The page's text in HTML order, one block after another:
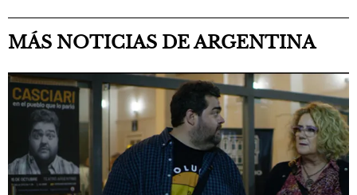
MÁS NOTICIAS DE ARGENTINA